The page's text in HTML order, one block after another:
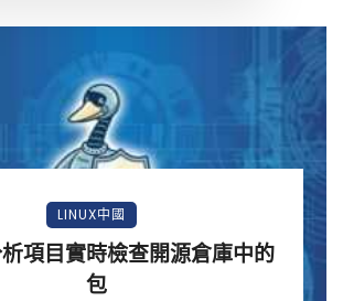
LINUX中國
項目實時檢查開源倉庫中的
包